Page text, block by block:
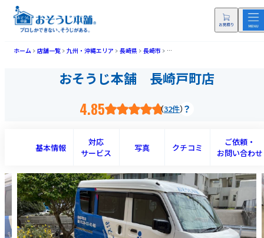
ホーム 店舗一覧 九州・沖縄エリア 長崎県 長崎市 おそうじ本舗 長崎戸町店(ナガサ
おそうじ本舗 長崎戸町店
4.85 32件
基本情報
対応
サービス
写真 クチコミ
ご依頼・
お問い合わせ